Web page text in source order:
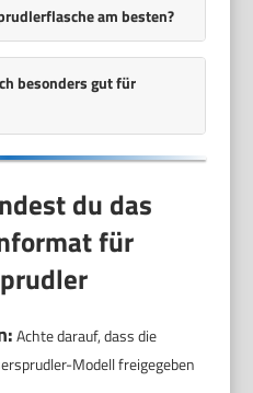
am besten?
besonders gut für
du das
für
Achte darauf, dass die
Modell freigegeben